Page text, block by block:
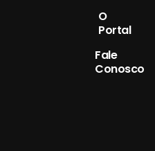
O
Portal
Fale
Conosco